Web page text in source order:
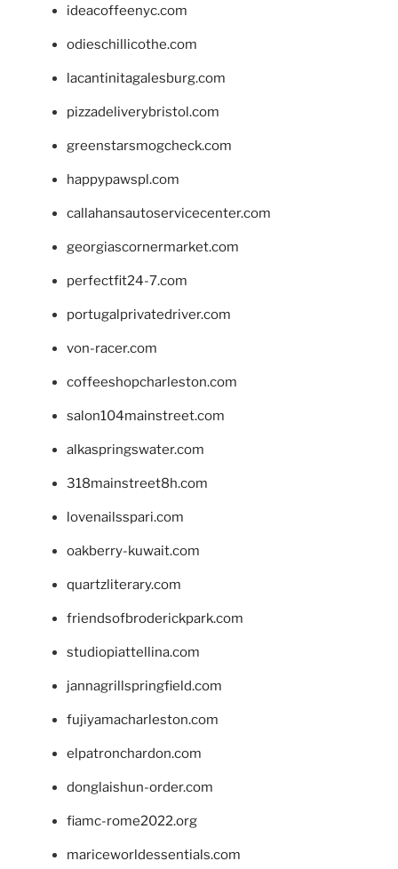
ideacoffeenyc.com
odieschillicothe.com
lacantinitagalesburg.com
pizzadeliverybristol.com
greenstarsmogcheck.com
happypawspl.com
callahansautoservicecenter.com
georgiascornermarket.com
perfectfit24-7.com
portugalprivatedriver.com
von-racer.com
coffeeshopcharleston.com
salon104mainstreet.com
alkaspringswater.com
318mainstreet8h.com
lovenailsspari.com
oakberry-kuwait.com
quartzliterary.com
friendsofbroderickpark.com
studiopiattellina.com
jannagrillspringfield.com
fujiyamacharleston.com
elpatronchardon.com
donglaishun-order.com
fiamc-rome2022.org
mariceworldessentials.com